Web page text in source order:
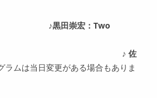
宏：Two
佐
ラムは当日変更がある場合もありま